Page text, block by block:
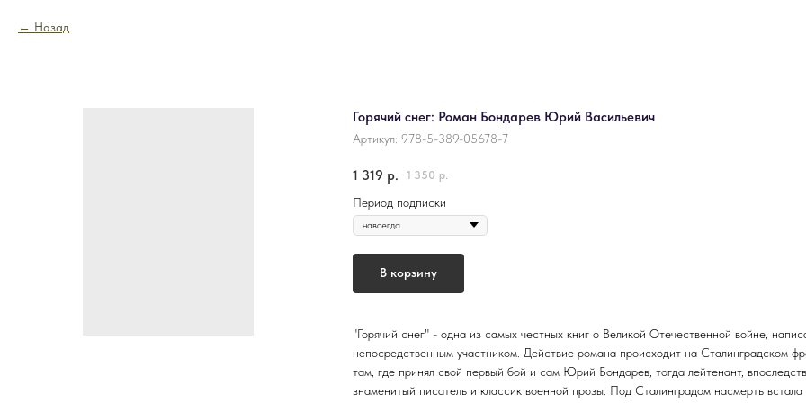
Назад
Горячий снег: Роман Бондарев Юрий Васильевич
Артикул: 978-5-389-05678-7
1 319 р. 1 350 р.
Период подписки
В корзину
"Горячий снег" - одна из самых честных книг о Великой Отечественной войне,
непосредственным участником. Действие романа происходит на Сталинградском
там, где принял свой первый бой и сам Юрий Бондарев, тогда лейтенант,
знаменитый писатель и классик военной прозы. Под Сталинградом насмерть встала